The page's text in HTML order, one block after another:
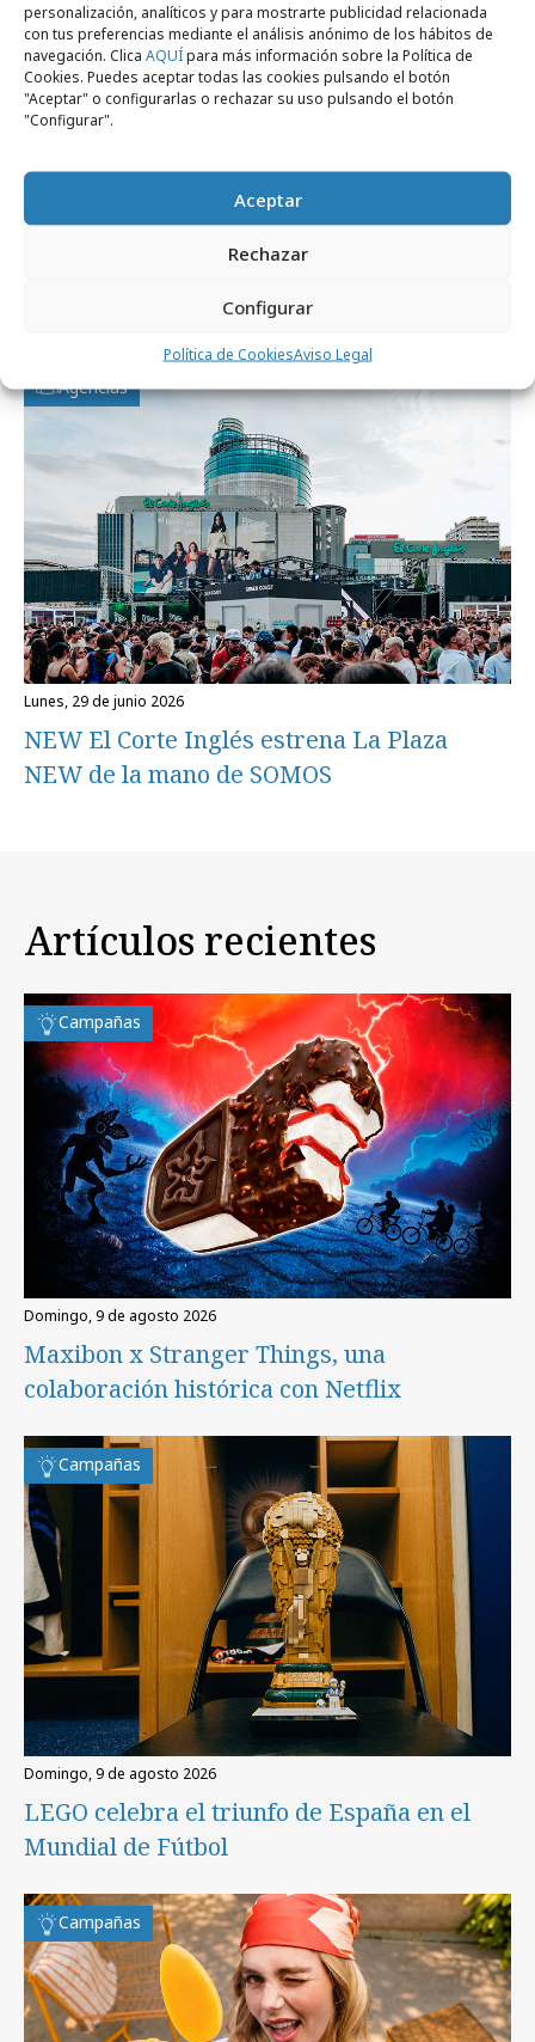
personalización, analíticos y para mostrarte publicidad relacionada
con tus preferencias mediante el análisis anónimo de los hábitos de
navegación. Clica AQUÍpara más información sobre la Política de
Cookies. Puedes aceptar todas las cookies pulsando el botón
"Aceptar" o configurarlas o rechazar su uso pulsando el botón
"Configurar".
Aceptar
Rechazar
Configurar
Política de CookiesAviso Legal
Agencias
lunes, 29 de junio 2026
NEW El Corte Inglés estrena La Plaza
NEW de la mano de SOMOS
Artículos recientes
Campañas
domingo, 9 de agosto 2026
Maxibon x Stranger Things, una
colaboración histórica con Netflix
Campañas
domingo, 9 de agosto 2026
LEGO celebra el triunfo de España en el
Mundial de Fútbol
Campañas